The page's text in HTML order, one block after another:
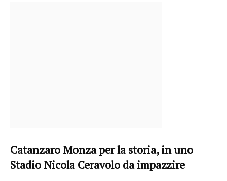
Catanzaro Monza per la storia, in uno
Stadio Nicola Ceravolo da impazzire